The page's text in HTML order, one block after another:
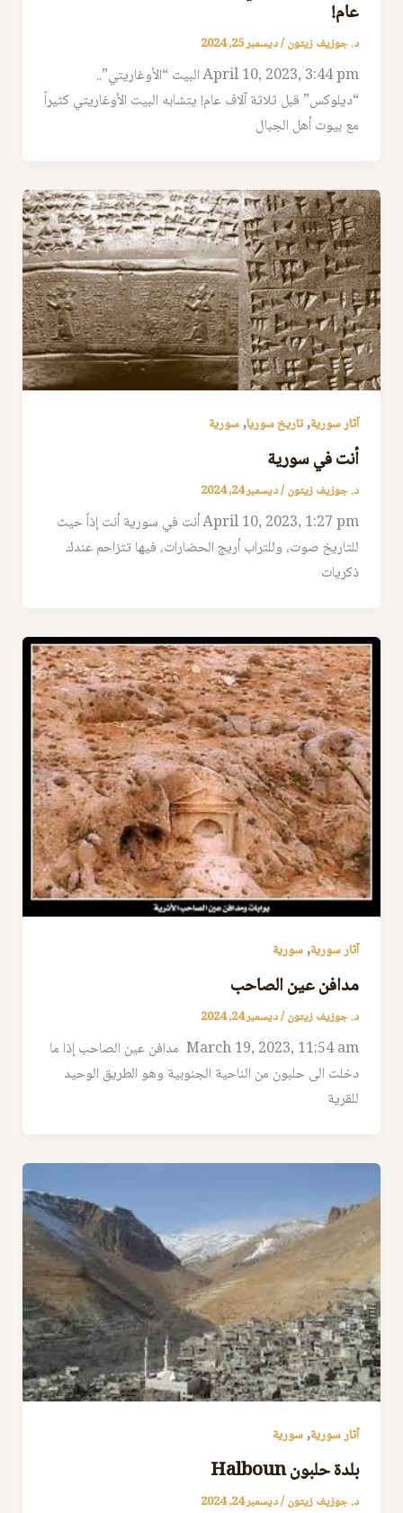
عام!
د. جوزيف زيتون/ديسمبر 25, 2024
April 10, 2023, 3:44 pm البيت “الأوغاريتي”..
“ديلوكس” قبل ثلاثة آلاف عام! يتشابه البيت الأوغاريتي كثيراً
مع بيوت أهل الجبال
آثار سورية,تاريخ سوريا,سورية
أنت في سورية
د. جوزيف زيتون/ديسمبر 24, 2024
April 10, 2023, 1:27 pm أنت في سورية أنت إذاً حيث
للتاريخ صوت، وللتراب أريج الحضارات، فيها تتزاحم عندك
ذكريات
آثار سورية,سورية
مدافن عين الصاحب
د. جوزيف زيتون/ديسمبر 24, 2024
March 19, 2023, 11:54 am مدافن عين الصاحب إذا ما
دخلت الى حلبون من الناحية الجنوبية وهو الطريق الوحيد
للقرية
آثار سورية,سورية
بلدة حلبون Halboun
د. جوزيف زيتون/ديسمبر 24, 2024